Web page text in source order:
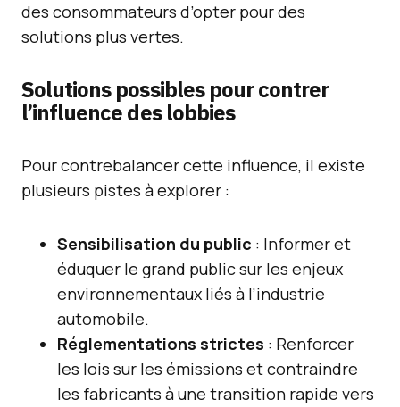
des consommateurs d’opter pour des
solutions plus vertes.
Solutions possibles pour contrer
l’influence des lobbies
Pour contrebalancer cette influence, il existe
plusieurs pistes à explorer :
Sensibilisation du public : Informer et
éduquer le grand public sur les enjeux
environnementaux liés à l’industrie
automobile.
Réglementations strictes : Renforcer
les lois sur les émissions et contraindre
les fabricants à une transition rapide vers